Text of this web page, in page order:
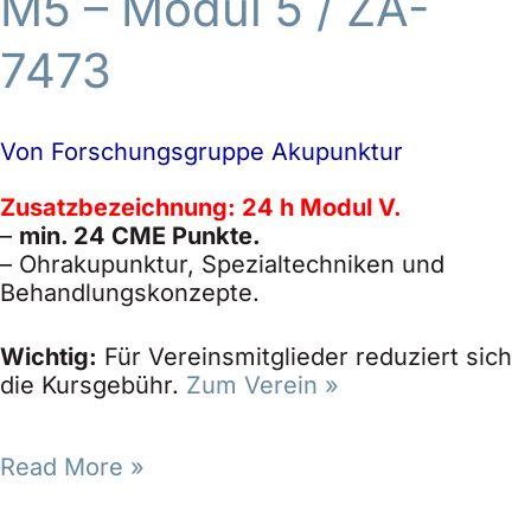
7473
Von Forschungsgruppe Akupunktur
Zusatzbezeichnung: 24 h Modul V.
– min. 24 CME Punkte.
– Ohrakupunktur, Spezialtechniken und
Behandlungskonzepte.
Wichtig: Für Vereinsmitglieder reduziert sich
die Kursgebühr. Zum Verein »
Read More »